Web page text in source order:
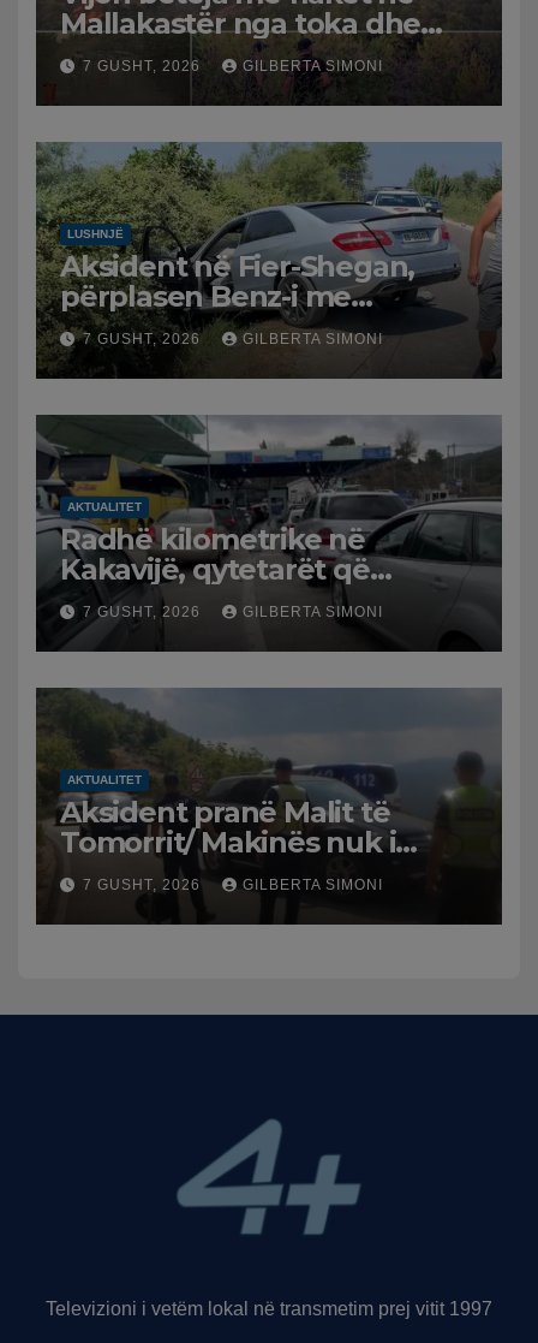
Mallakastër nga toka dhe
nga ajri me dy helikopterë.
7 GUSHT, 2026 GILBERTA SIMONI
LUSHNJË
Aksident në Fier-Shegan,
përplasen Benz-i me
furgonin, plagoset një i
moshuar
7 GUSHT, 2026 GILBERTA SIMONI
AKTUALITET
Radhë kilometrike në
Kakavijë, qytetarët që
kthehen në Shqipëri
bllokohen në temperatura të
larta, pala greke punon me
ritme të ngadalta
7 GUSHT, 2026 GILBERTA SIMONI
AKTUALITET
Aksident pranë Malit të
Tomorrit/ Makinës nuk i
punuan frenat dhe doli nga
rruga, plagosen 7 persona,
dy në gjendje të rëndë te
7 GUSHT, 2026 GILBERTA SIMONI
Televizioni i vetëm lokal në transmetim prej vitit 1997